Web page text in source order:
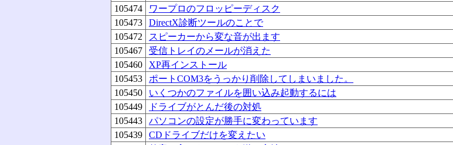
105474
ワープロのフロッピーディスク
105473
DirectX診断ツールのことで
105472
スピーカーから変な音が出ます
105467
受信トレイのメールが消えた
105460
XP再インストール
105453
ポートCOM3をうっかり削除してしまいました。
105450
いくつかのファイルを囲い込み起動するには
105449
ドライブがとんだ後の対処
105443
パソコンの設定が勝手に変わっています
105439
CDドライブだけを変えたい